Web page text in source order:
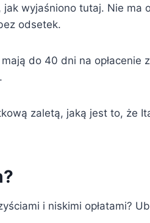
wyjaśniono tutaj. Nie ma
odsetek.
do 40 dni na opłacenie
zaletą, jaką jest to, że
i niskimi opłatami?